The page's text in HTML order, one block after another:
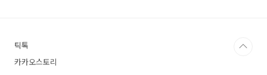
틱톡
카카오스토리